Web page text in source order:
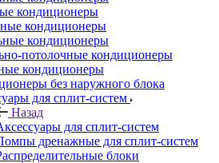
кондиционеры
кондиционеры
кондиционеры
потолочные кондиционеры
кондиционеры
без наружного блока
для сплит-систем
Назад
для сплит-систем
дренажные для сплит-систем
блоки